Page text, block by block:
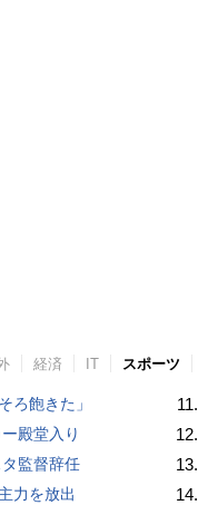
経済 IT スポーツ
ろ飽きた」
殿堂入り
監督辞任
力を放出
11.
12.
13.
14.